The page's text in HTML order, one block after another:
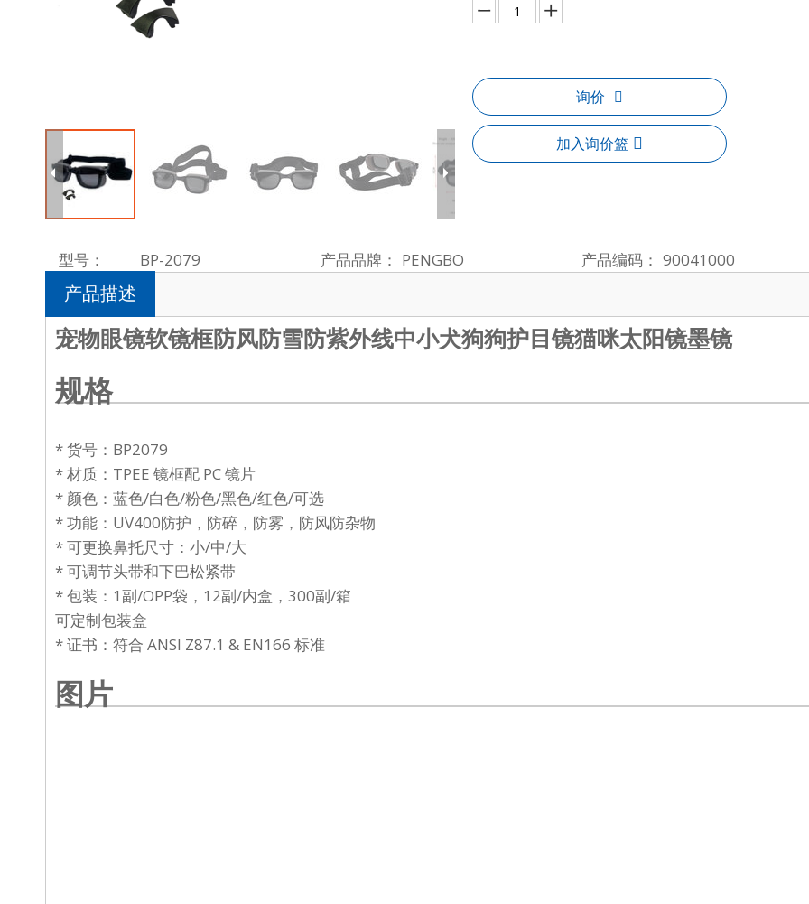
询价
加入询价篮
型号： BP-2079 产品品牌： PENGBO 产品编码： 90041000
产品描述
宠物眼镜软镜框防风防雪防紫外线中小犬狗狗护目镜猫咪太阳镜墨镜
规格
* 货号：BP2079
* 材质：TPEE 镜框配 PC 镜片
* 颜色：蓝色/白色/粉色/黑色/红色/可选
* 功能：UV400防护，防碎，防雾，防风防杂物
* 可更换鼻托尺寸：小/中/大
* 可调节头带和下巴松紧带
* 包装：1副/OPP袋，12副/内盒，300副/箱
可定制包装盒
* 证书：符合 ANSI Z87.1 & EN166 标准
图片